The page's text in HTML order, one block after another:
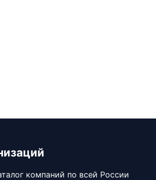
компаний по всей России